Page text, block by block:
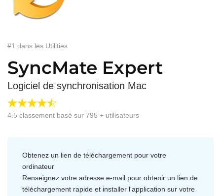
#1 dans les Utilities
SyncMate Expert
Logiciel de synchronisation Mac
4.5 classement basé sur 795 + utilisateurs
Obtenez un lien de téléchargement pour votre
ordinateur
Renseignez votre adresse e-mail pour obtenir un lien de
téléchargement rapide et installer l'application sur votre